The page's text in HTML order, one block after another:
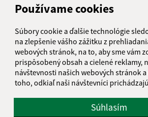
Používame cookies
Súbory cookie a ďalšie technológie
na zlepšenie vášho zážitku z
webových stránok, na to, aby sme vám
prispôsobený obsah a cielené reklamy,
návštevnosti našich webových stránok
toho, odkiaľ naši návštevníci
Súhlasím